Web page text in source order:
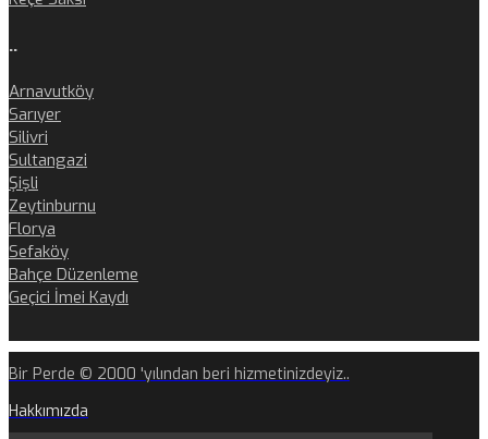
..
Arnavutköy
Sarıyer
Silivri
Sultangazi
Şişli
Zeytinburnu
Florya
Sefaköy
Bahçe Düzenleme
Geçici İmei Kaydı
Bir Perde © 2000 'yılından beri hizmetinizdeyiz..
Hakkımızda